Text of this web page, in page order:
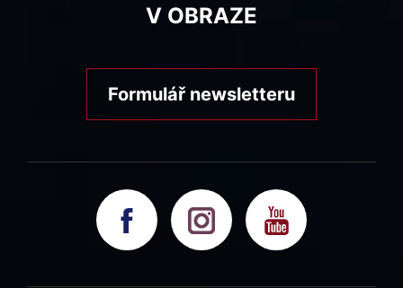
V OBRAZE
Formulář newsletteru